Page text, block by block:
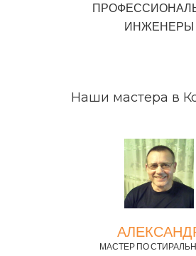
ИНЖЕНЕРЫ
Наши мастера в
МАСТЕР ПО